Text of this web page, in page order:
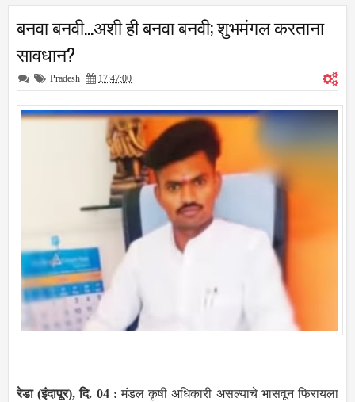
7:37
पालिकेचा अंतिम इशारा; थकित कर न भरल्यास मालमत्ता जप्तीची
बनवा बनवी...अशी ही बनवा बनवी; शुभमंगल करताना
सावधान?
Pradesh 17:47:00
रेडा (इंदापूर), दि. 04 :मंडल कृषी अधिकारी असल्याचे भासवून फिरायला